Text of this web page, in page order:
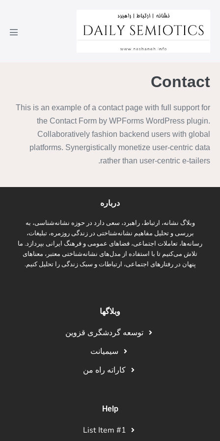
Contact
This is an example of a contact page with full support for
the Contact Form by WPForms WordPress plugin.
Collaboratively fashion backend users with global
platforms. Synergistically monetize user-centric data
rather than user-centric e-tailers.
درباره
وبلاگ نشانه، ارتباط، راهبرد، سعی دارد در حوزه نشانه‌شناسی، به
بررسی و تحلیل مفاهیم نشانه‌شناختی در زندگی روزمره، تبلیغات،
رسانه‌ها، تعاملات اجتماعی، فضاهای عمومی و فرهنگ ایرانی بپردازد. ما
تلاش می‌کنیم تا با استفاده از مدل‌های نشانه‌شناختی معتبر، معناهای
پنهان در رفتارهای اجتماعی، ارتباطات و سبک زندگی را تحلیل کنیم.
وبلاگها
توسعه گردشگری قزوین
سیمیانت
کاراته راه من
Help
List Item #1